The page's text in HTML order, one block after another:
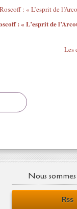
: « L’esprit de
Les
Nous
Rss